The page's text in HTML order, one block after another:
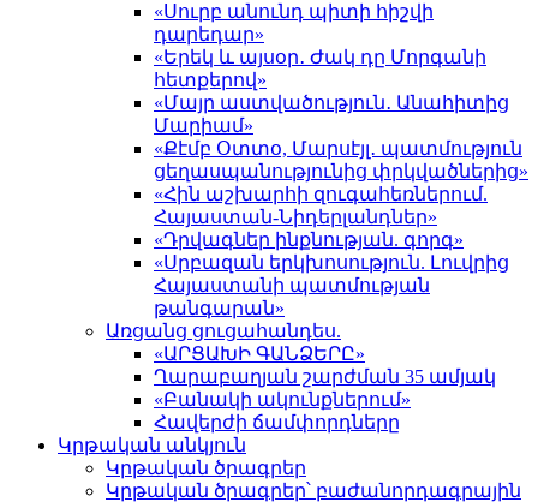
«Սուրբ անունդ պիտի հիշվի
դարեդար»
«Երեկ և այսօր․ Ժակ դը Մորգանի
հետքերով»
«Մայր աստվածություն․ Անահիտից
Մարիամ»
«Քէմբ Օտտօ, Մարսէյլ․ պատմություն
ցեղասպանությունից փրկվածներից»
«Հին աշխարհի զուգահեռներում.
Հայաստան-Նիդերլանդներ»
«Դրվագներ ինքնության. գորգ»
«Սրբազան երկխոսություն. Լուվրից
Հայաստանի պատմության
թանգարան»
Առցանց ցուցահանդես.
«ԱՐՑԱԽԻ ԳԱՆՁԵՐԸ»
Ղարաբաղյան շարժման 35 ամյակ
«Բանակի ակունքներում»
Հավերժի ճամփորդները
Կրթական անկյուն
Կրթական ծրագրեր
Կրթական ծրագրեր՝ բաժանորդագրային